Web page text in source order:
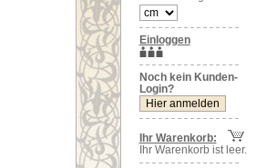
Einloggen
Noch kein Kunden-
Login?
Ihr Warenkorb:
Ihr Warenkorb ist leer.